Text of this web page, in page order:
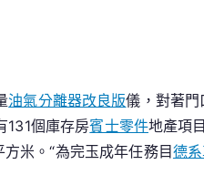
年
奧
斯
油氣分離器改良版儀，對著
131個庫存房賓士零件地產項
米。“為完玉成年任務目德